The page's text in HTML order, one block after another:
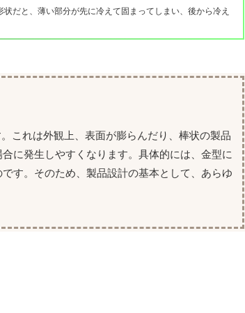
だと、薄い部分が先に冷えて固まってしまい、後から冷え
これは外観上、表面が膨らんだり、棒状の製品
に発生しやすくなります。具体的には、金型に
す。そのため、製品設計の基本として、あらゆ